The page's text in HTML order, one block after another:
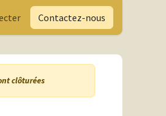
Contactez-nous
clôturées